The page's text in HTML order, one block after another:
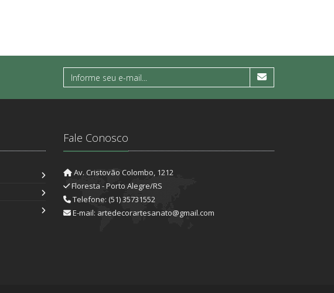
Fale Conosco
Av. Cristovão Colombo, 1212
Floresta - Porto Alegre/RS
Telefone: (51) 35731552
E-mail: artedecorartesanato@gmail.com